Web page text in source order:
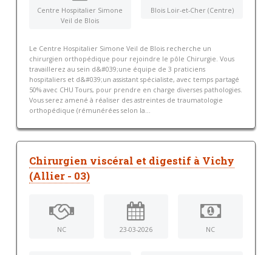
Centre Hospitalier Simone
Veil de Blois
Blois Loir-et-Cher (Centre)
Le Centre Hospitalier Simone Veil de Blois recherche un
chirurgien orthopédique pour rejoindre le pôle Chirurgie. Vous
travaillerez au sein d&#039;une équipe de 3 praticiens
hospitaliers et d&#039;un assistant spécialiste, avec temps partagé
50% avec CHU Tours, pour prendre en charge diverses pathologies.
Vous serez amené à réaliser des astreintes de traumatologie
orthopédique (rémunérées selon la...
Chirurgien viscéral et digestif à Vichy
(Allier - 03)
NC 23-03-2026 NC